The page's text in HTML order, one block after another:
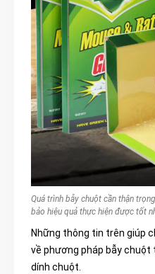
Quá trình bẫy chuột cần thận
bảo hiệu quả thực hiện được tốt
Những thông tin trên giúp
về phương pháp bẫy chuột
dính chuột.